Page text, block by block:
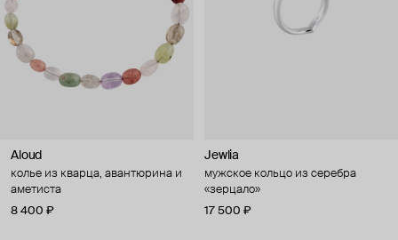
Aloud
колье из кварца, авантюрина и
аметиста
8 400 ₽
Jewlia
мужское кольцо из серебра
«зерцало»
17 500 ₽